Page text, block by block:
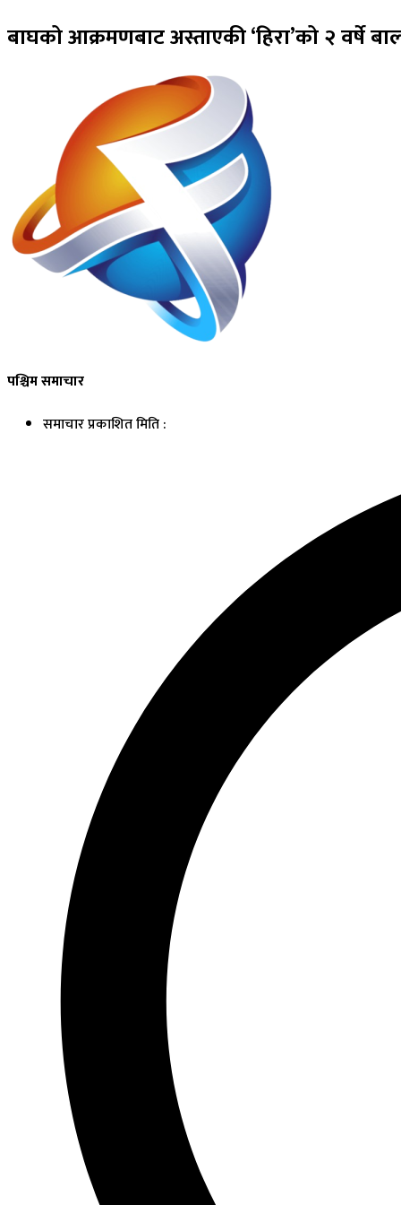
बाघको आक्रमणबाट अस्ताएकी ‘हिरा’को २ वर्षे
पश्चिम समाचार
समाचार प्रकाशित मिति :